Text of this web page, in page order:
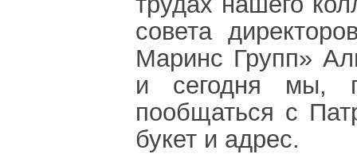
совета
Маринс Групп»
и сегодня мы,
пообщаться с
букет и адрес.